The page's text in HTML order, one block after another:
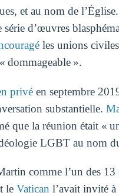
et au nom de
d’œuvres
les unions civiles
dommageable ».
privéen septembre
substantielle.
que la réunion était «
LGBT au nom
comme l’un des 13
le Vatican l’avait invité